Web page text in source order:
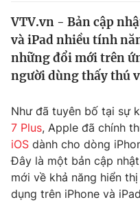
Thế giới
Tin tức
Câu chuyện quốc tế
Kinh tế
Tài chính
Thị trường
Góc doanh nghiệp
Dữ liệu và đời sống
Truyền hình
Phim VTV
Giải trí
VTV.vn - Bản cập
và iPad nhiều tính
những đổi mới trên
người dùng thấy thú
Như đã tuyên bố tại sự
7 Plus, Apple đã chính
iOS dành cho dòng
Đây là một bản cập
mới về khả năng hiển
dụng trên iPhone và